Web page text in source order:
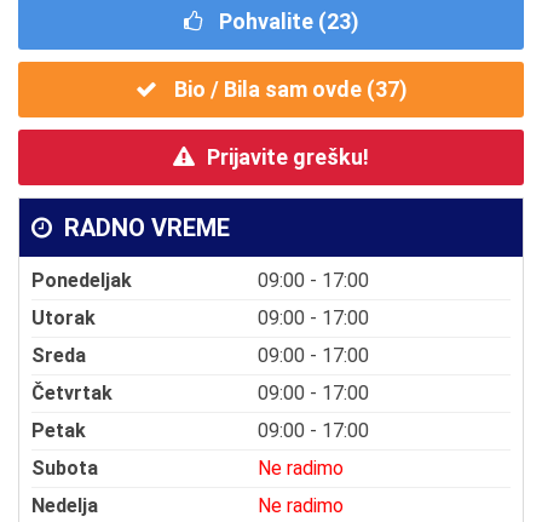
Pohvalite (23)
Bio / Bila sam ovde (37)
Prijavite grešku!
RADNO VREME
Ponedeljak
09:00 - 17:00
Utorak
09:00 - 17:00
Sreda
09:00 - 17:00
Četvrtak
09:00 - 17:00
Petak
09:00 - 17:00
Subota
Ne radimo
Nedelja
Ne radimo